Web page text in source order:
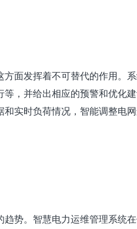
面发挥着不可替代的作用。
，并给出相应的预警和优化
实时负荷情况，智能调整电
势。智慧电力运维管理系统